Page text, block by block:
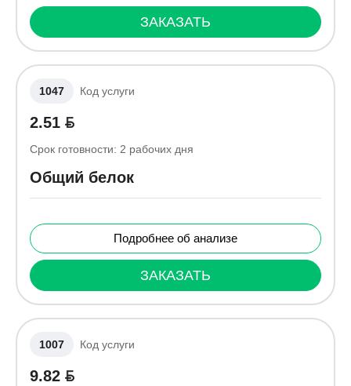
ЗАКАЗАТЬ
1047 Код услуги
2.51
Срок готовности: 2 рабочих дня
Общий белок
Подробнее об анализе
ЗАКАЗАТЬ
1007 Код услуги
9.82